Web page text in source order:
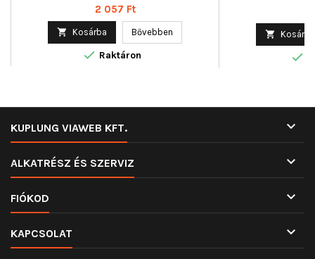
Ár
2 057 Ft
 Kosárba Bővebben
 Raktáron
 Kosárba

KUPLUNG VIAWEB KFT. 
ALKATRÉSZ ÉS SZERVIZ 
FIÓKOD 
KAPCSOLAT 